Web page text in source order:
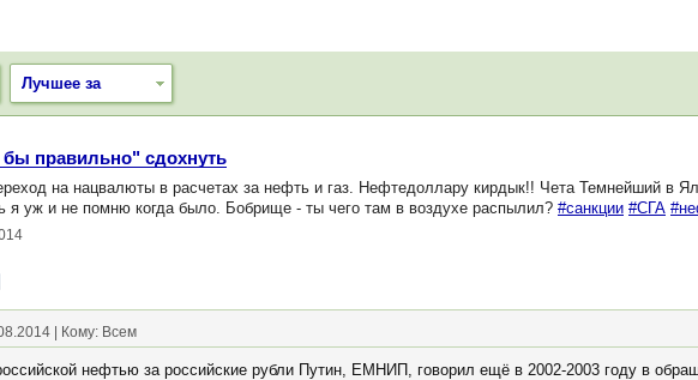
Лучшее за
правильно" сдохнуть
на нацвалюты в расчетах за нефть и газ. Нефтедоллару кирдык!! Чета Темнейший в
я уж и не помню когда было. Бобрище - ты чего там в воздухе распылил? #санкции #СГА
| Кому: Всем
нефтью за российские рубли Путин, ЕМНИП, говорил ещё в 2002-2003 году в